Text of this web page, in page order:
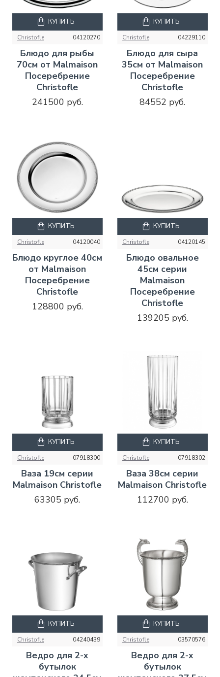
Christofle 04120270
Блюдо для рыбы
70см от Malmaison
Посеребрение
Christofle
241500 руб.
КУПИТЬ
Christofle 04229110
Блюдо для сыра
35см от Malmaison
Посеребрение
Christofle
84552 руб.
КУПИТЬ
Christofle 04120040
Блюдо круглое 40см
от Malmaison
Посеребрение
Christofle
128800 руб.
КУПИТЬ
Christofle 04120145
Блюдо овальное
45см серии
Malmaison
Посеребрение
Christofle
139205 руб.
КУПИТЬ
Christofle 07918300
Ваза 19см серии
Malmaison Christofle
63305 руб.
КУПИТЬ
Christofle 07918302
Ваза 38см серии
Malmaison Christofle
112700 руб.
КУПИТЬ
Christofle 04240439
Ведро для 2-х
бутылок
КУПИТЬ
Christofle 03570576
Ведро для 2-х
бутылок
КУПИТЬ